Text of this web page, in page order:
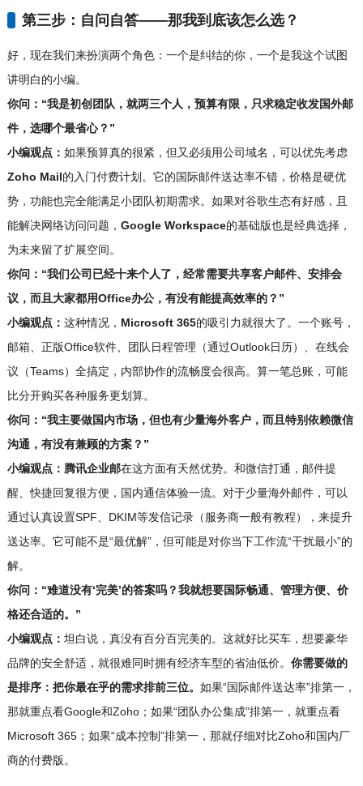
第三步：自问自答——那我到底该怎么选？
好，现在我们来扮演两个角色：一个是纠结的你，一个是我这个试图
讲明白的小编。
你问：“我是初创团队，就两三个人，预算有限，只求稳定收发国外邮
件，选哪个最省心？”
小编观点： 如果预算真的很紧，但又必须用公司域名，可以优先考虑
Zoho Mail的入门付费计划。它的国际邮件送达率不错，价格是硬优
势，功能也完全能满足小团队初期需求。如果对谷歌生态有好感，且
能解决网络访问问题， Google Workspace的基础版也是经典选择，
为未来留了扩展空间。
你问：“我们公司已经十来个人了，经常需要共享客户邮件、安排会
议，而且大家都用Office办公，有没有能提高效率的？”
小编观点： 这种情况， Microsoft 365的吸引力就很大了。一个账号，
邮箱、正版Office软件、团队日程管理（通过Outlook日历）、在线会
议（Teams）全搞定，内部协作的流畅度会很高。算一笔总账，可能
比分开购买各种服务更划算。
你问：“我主要做国内市场，但也有少量海外客户，而且特别依赖微信
沟通，有没有兼顾的方案？”
小编观点： 腾讯企业邮在这方面有天然优势。和微信打通，邮件提
醒、快捷回复很方便，国内通信体验一流。对于少量海外邮件，可以
通过认真设置SPF、DKIM等发信记录（服务商一般有教程），来提升
送达率。它可能不是“最优解”，但可能是对你当下工作流“干扰最小”的
解。
你问：“难道没有‘完美’的答案吗？我就想要国际畅通、管理方便、价
格还合适的。”
小编观点： 坦白说，真没有百分百完美的。这就好比买车，想要豪华
品牌的安全舒适，就很难同时拥有经济车型的省油低价。 你需要做的
是排序：把你最在乎的需求排前三位。 如果“国际邮件送达率”排第一，
那就重点看Google和Zoho；如果“团队办公集成”排第一，就重点看
Microsoft 365；如果“成本控制”排第一，那就仔细对比Zoho和国内厂
商的付费版。